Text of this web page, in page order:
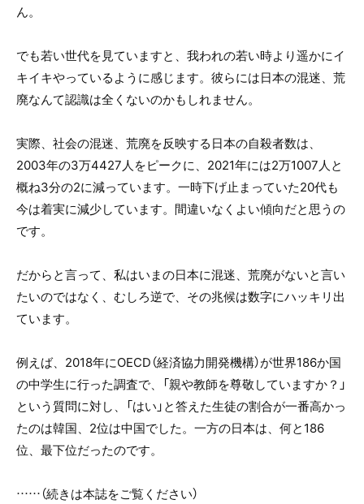
ん。
でも若い世代を見ていますと、我われの若い時より遥かにイ
キイキやっているように感じます。彼らには日本の混迷、荒
廃なんて認識は全くないのかもしれません。
実際、社会の混迷、荒廃を反映する日本の自殺者数は、
2003年の3万4427人をピークに、2021年には2万1007人と
概ね3分の2に減っています。一時下げ止まっていた20代も
今は着実に減少しています。間違いなくよい傾向だと思うの
です。
だからと言って、私はいまの日本に混迷、荒廃がないと言い
たいのではなく、むしろ逆で、その兆候は数字にハッキリ出
ています。
例えば、2018年にOECD（経済協力開発機構）が世界186か国
の中学生に行った調査で、「親や教師を尊敬していますか？」
という質問に対し、「はい」と答えた生徒の割合が一番高かっ
たのは韓国、2位は中国でした。一方の日本は、何と186
位、最下位だったのです。
……（続きは本誌をご覧ください）